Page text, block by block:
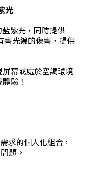
光
紫光，同時提供
害光線的傷害，提供
幕或處於空調環境
驗！
求的個人化組合，
題。